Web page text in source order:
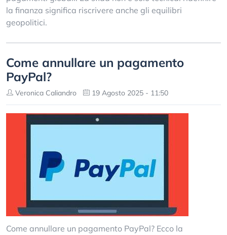
la finanza significa riscrivere anche gli equilibri
geopolitici.
Come annullare un pagamento
PayPal?
Veronica Caliandro 19 Agosto 2025 - 11:50
Come annullare un pagamento PayPal? Ecco la